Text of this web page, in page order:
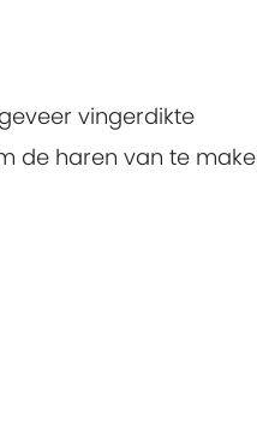
vingerdikte
de haren van te